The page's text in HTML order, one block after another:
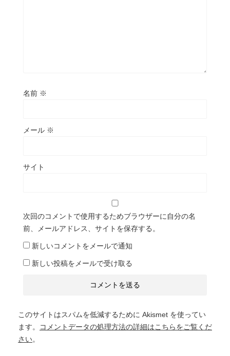
名前 ※
メール ※
サイト
次回のコメントで使用するためブラウザーに自分の名
前、メールアドレス、サイトを保存する。
新しいコメントをメールで通知
新しい投稿をメールで受け取る
このサイトはスパムを低減するために Akismet を使ってい
ます。
コメントデータの処理方法の詳細はこちらをご覧くだ
さい。